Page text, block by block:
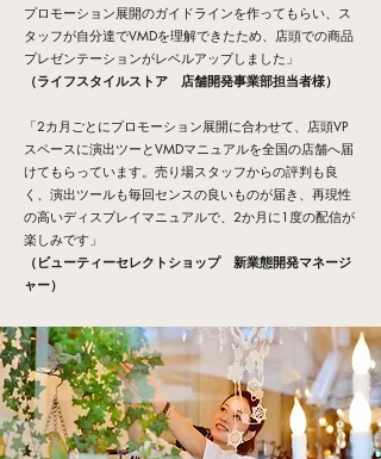
プロモーション展開のガイドラインを作ってもらい、ス
タッフが自分達でVMDを理解できたため、店頭での商品
プレゼンテーションがレベルアップしました」
（ライフスタイルストア 店舗開発事業部担当者様）
「2カ月ごとにプロモーション展開に合わせて、店頭VP
スペースに演出ツーとVMDマニュアルを全国の店舗へ届
けてもらっています。売り場スタッフからの評判も良
く、演出ツールも毎回センスの良いものが届き 、 再現性
の高いディスプレイマニュアルで、2か月に1度の配信が
楽しみです」
（ビューティーセレクトショップ 新業態開発マネージ
ャー）